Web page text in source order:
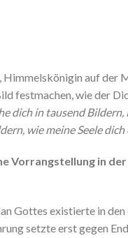
auf der
festmachen, wie der
dich in tausend
wie meine Seele
Vorrangstellung in
Gottes existierte in
setzte erst gegen